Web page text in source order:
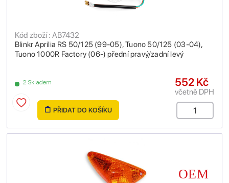
Blinkr Aprilia RS 50/125 (99-05), Tuono 50/125 (03-04),
Tuono 1000R Factory (06-) přední pravý/zadní levý
Kód zboží : AB7432
2 Skladem 552 Kč
včetně DPH
PŘIDAT DO KOŠÍKU